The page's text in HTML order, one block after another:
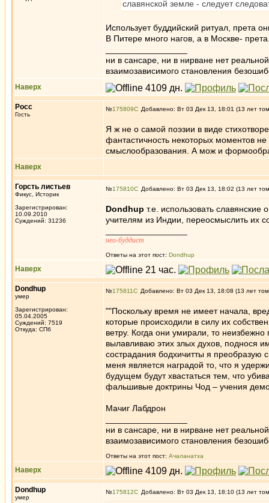
славянской земле - следует
Использует буддийский ритуал, прета
В Питере много нагов, а в Москве-
ни в сансаре, ни в нирване нет
взаимозависимого становления
Наверх
Росс
Гость
№175809 Добавлено: Вт 03 Дек 13, 18:01 (13 лет
Я ж не о самой поэзии в виде
фантастичность некоторых моментов
смыслообразования. А мож и
Наверх
Горсть листьев
Фикус, Историк
Зарегистрирован:
10.09.2010
Суждений: 31236
№175810 Добавлено: Вт 03 Дек 13, 18:02 (13 лет
Dondhup т.е. использовать
учителям из Индии, переосмыслить их
нео-буддист
Ответы на этот пост: Dondhup
Наверх
Dondhup
умер
Зарегистрирован:
05.04.2005
Суждений: 7519
Откуда: СПб
№175811 Добавлено: Вт 03 Дек 13, 18:08 (13 лет
""Поскольку время не имеет начала,
которые происходили в силу их
ветру. Когда они умирали, то
вылавливаю этих злых духов, поднося
сострадания бодхичитты я преобразую
меня является наградой то, что я
будущем будут хвастаться тем, что
фальшивые доктрины Чод – учения
Мачиг Лабдрон
ни в сансаре, ни в нирване нет
взаимозависимого становления
Ответы на этот пост: Ачаланатха
Наверх
Dondhup
умер
№175812 Добавлено: Вт 03 Дек 13, 18:10 (13 лет